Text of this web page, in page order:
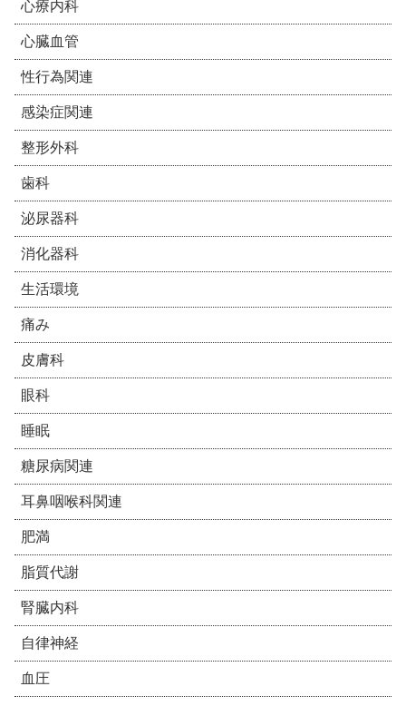
心療内科
心臓血管
性行為関連
感染症関連
整形外科
歯科
泌尿器科
消化器科
生活環境
痛み
皮膚科
眼科
睡眠
糖尿病関連
耳鼻咽喉科関連
肥満
脂質代謝
腎臓内科
自律神経
血圧